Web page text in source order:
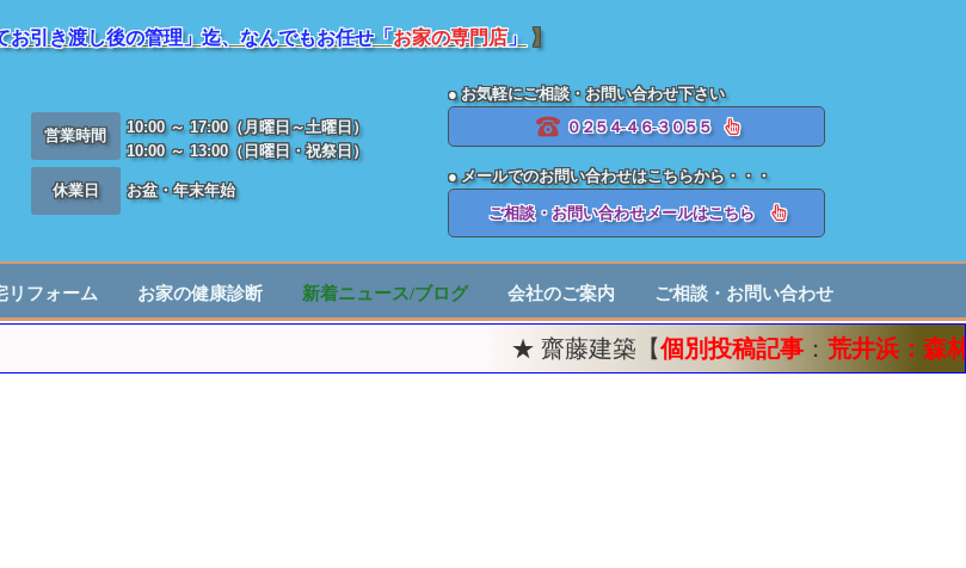
お引き渡し後の管理」迄、なんでもお任せ「お家の専門店」 】
営業時間
10:00 ～ 17:00（月曜日～土曜日）
10:00 ～ 13:00（日曜日・祝祭日）
休業日 お盆・年末年始
● お気軽にご相談・お問い合わせ下さい
０２５４-４６-３０５５
● メールでのお問い合わせはこちらから・・・
ご相談・お問い合わせメールはこちら
リフォーム お家の健康診断 新着ニュース/ブログ 会社のご案内 ご相談・お問い合わせ
★ 齋藤建築【個別投稿記事：荒井浜：森林公